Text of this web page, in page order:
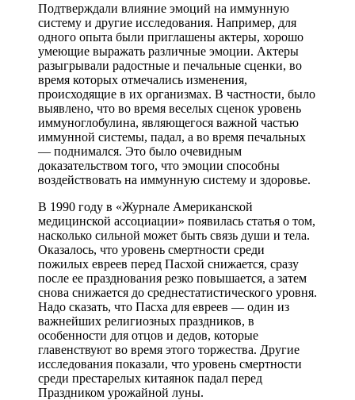
Подтверждали влияние эмоций на иммунную
систему и другие исследования. Например, для
одного опыта были приглашены актеры, хорошо
умеющие выражать различные эмоции. Актеры
разыгрывали радостные и печальные сценки, во
время которых отмечались изменения,
происходящие в их организмах. В частности, было
выявлено, что во время веселых сценок уровень
иммуноглобулина, являющегося важной частью
иммунной системы, падал, а во время печальных
— поднимался. Это было очевидным
доказательством того, что эмоции способны
воздействовать на иммунную систему и здоровье.
В 1990 году в «Журнале Американской
медицинской ассоциации» появилась статья о том,
насколько сильной может быть связь души и тела.
Оказалось, что уровень смертности среди
пожилых евреев перед Пасхой снижается, сразу
после ее празднования резко повышается, а затем
снова снижается до среднестатистического уровня.
Надо сказать, что Пасха для евреев — один из
важнейших религиозных праздников, в
особенности для отцов и дедов, которые
главенствуют во время этого торжества. Другие
исследования показали, что уровень смертности
среди престарелых китаянок падал перед
Праздником урожайной луны.